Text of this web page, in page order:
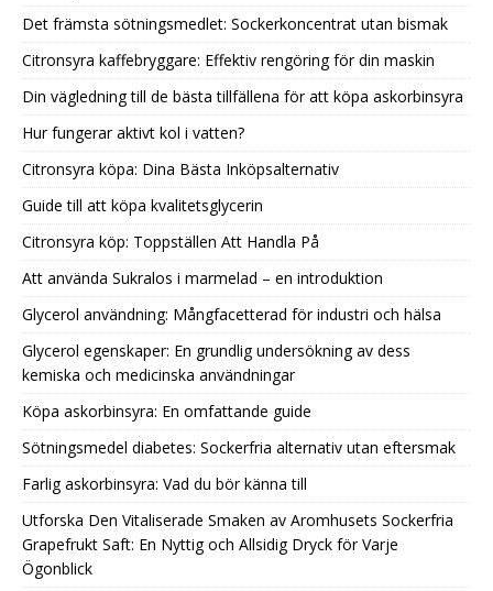
Det främsta sötningsmedlet: Sockerkoncentrat utan bismak
Citronsyra kaffebryggare: Effektiv rengöring för din maskin
Din vägledning till de bästa tillfällena för att köpa askorbinsyra
Hur fungerar aktivt kol i vatten?
Citronsyra köpa: Dina Bästa Inköpsalternativ
Guide till att köpa kvalitetsglycerin
Citronsyra köp: Toppställen Att Handla På
Att använda Sukralos i marmelad – en introduktion
Glycerol användning: Mångfacetterad för industri och hälsa
Glycerol egenskaper: En grundlig undersökning av dess
kemiska och medicinska användningar
Köpa askorbinsyra: En omfattande guide
Sötningsmedel diabetes: Sockerfria alternativ utan eftersmak
Farlig askorbinsyra: Vad du bör känna till
Utforska Den Vitaliserade Smaken av Aromhusets Sockerfria
Grapefrukt Saft: En Nyttig och Allsidig Dryck för Varje
Ögonblick